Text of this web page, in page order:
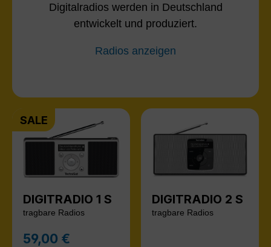
Digitalradios werden in Deutschland
entwickelt und produziert.
Radios anzeigen
SALE
DIGITRADIO 1 S
tragbare Radios
Verkaufspreis:
59,00 €
DIGITRADIO 2 S
tragbare Radios